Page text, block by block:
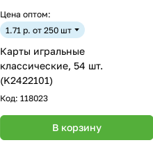
Цена оптом:
1.71 р. от 250 шт
Карты игральные
классические, 54 шт.
(K2422101)
Код: 118023
В корзину